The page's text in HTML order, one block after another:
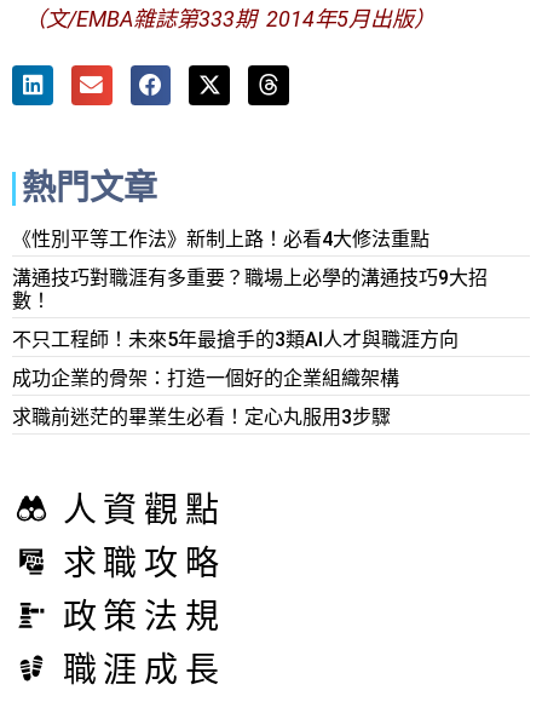
（文/EMBA雜誌第333期 2014年5月出版）
熱門文章
《性別平等工作法》新制上路！必看4大修法重點
溝通技巧對職涯有多重要？職場上必學的溝通技巧9大招
數！
不只工程師！未來5年最搶手的3類AI人才與職涯方向
成功企業的骨架：打造一個好的企業組織架構
求職前迷茫的畢業生必看！定心丸服用3步驟
人資觀點
求職攻略
政策法規
職涯成長